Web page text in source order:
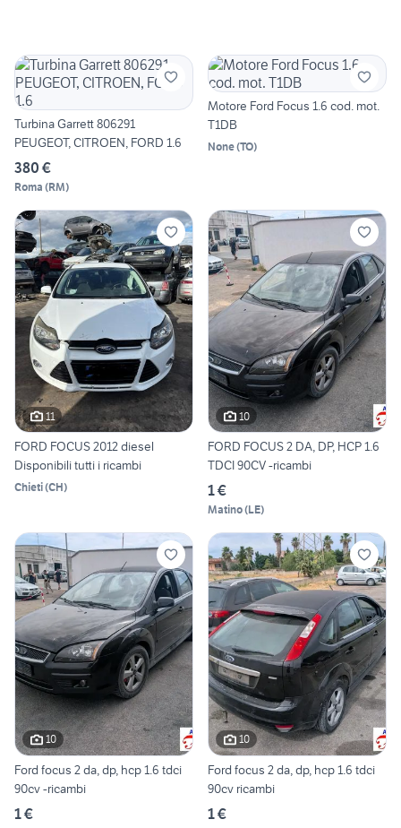
Turbina Garrett 806291
PEUGEOT, CITROEN, FORD 1.6
380 €
Roma (RM)
Motore Ford Focus 1.6 cod. mot.
T1DB
None(TO)
11
FORD FOCUS 2012 diesel
Disponibili tutti i ricambi
Chieti(CH)
10
FORD FOCUS 2 DA, DP, HCP 1.6
TDCI 90CV -ricambi
1 €
Matino(LE)
10
Ford focus 2 da, dp, hcp 1.6 tdci
90cv -ricambi
1 €
10
Ford focus 2 da, dp, hcp 1.6 tdci
90cv ricambi
1 €